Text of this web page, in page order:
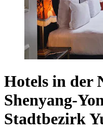
Hotels in der
Shenyang-
Stadtbezirk